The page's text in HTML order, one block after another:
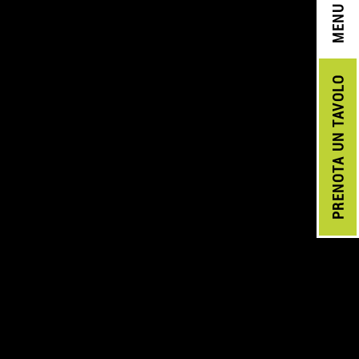
PRENOTA
UN TAVOLO
MENU